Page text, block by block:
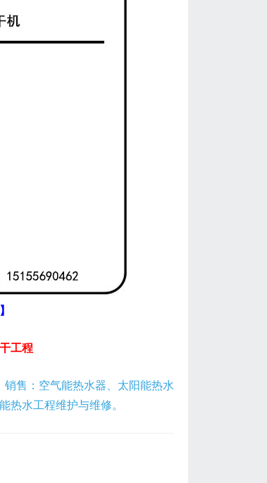
工程
售：空气能热水器、太阳能热水
热水工程维护与维修。